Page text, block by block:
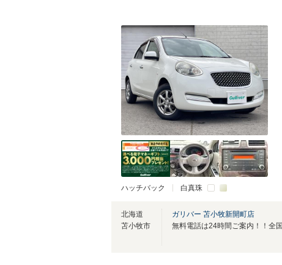
ハッチバック 白真珠
北海道
苫小牧市
ガリバー 苫小牧新開町店